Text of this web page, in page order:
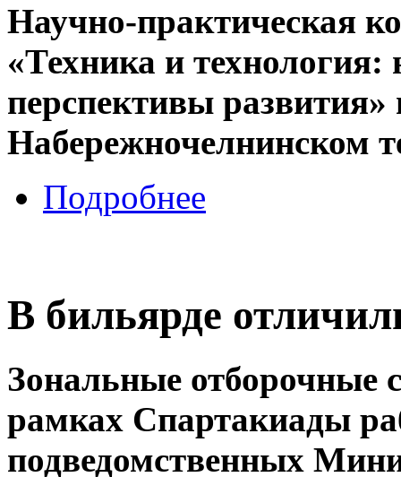
Научно-практическая
«Техника и
перспективы
Набережночелнинском
Подробнее
В бильярде
Зональные отборочные
рамках Спартакиады
подведомственных